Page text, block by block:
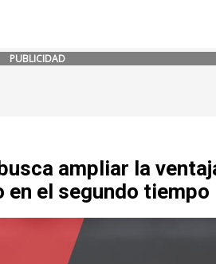
PUBLICIDAD
ampliar la
en el segundo tiempo